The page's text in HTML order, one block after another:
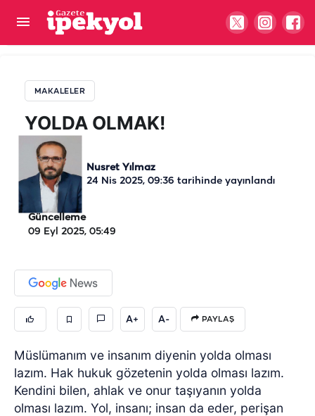
MAKALELER
YOLDA OLMAK!
Nusret Yılmaz
24 Nis 2025, 09:36 tarihinde yayınlandı
Güncelleme
09 Eyl 2025, 05:49
A+ A- PAYLAŞ
Müslümanım ve insanım diyenin yolda olması
lazım. Hak hukuk gözetenin yolda olması lazım.
Kendini bilen, ahlak ve onur taşıyanın yolda
olması lazım. Yol, insanı; insan da eder, perişan
YOLDA OLMAK!